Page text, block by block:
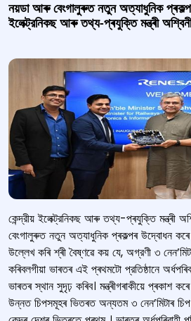
নয়ডা আৰু বেংগালুৰুত নতুন অত্যাধুনিক
ইলেক্ট্রনিকছ আৰু তথ্য-প্ৰযুক্তি মন্ত্ৰী
কেন্দ্রীয় ইলেক্ট্রনিকছ আৰু তথ্য-প্ৰযুক্তি মন্ত্ৰী
বেংগালুৰুত নতুন অত্যাধুনিক প্ৰকল্পৰ উদ্বোধন কৰে।
উল্লেখ কৰি শ্ৰী বৈষ্ণৱে কয় যে, অগ্রণী ৩
কৰিবলগীয়া ভাৰতৰ এই প্ৰথমটো প্রতিষ্ঠানে
ভাৰতৰ স্থান সুদৃঢ় কৰিব। মন্ত্ৰীগৰাকীয়ে প্ৰকাশ
উন্নত চিপসমূহৰ ভিতৰত অন্যতম ৩ নেন’মিটাৰ